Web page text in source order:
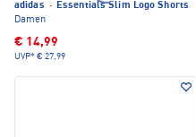
adidas · Essentials Slim Logo Shorts
Damen
€ 14,99
UVP* € 27,99